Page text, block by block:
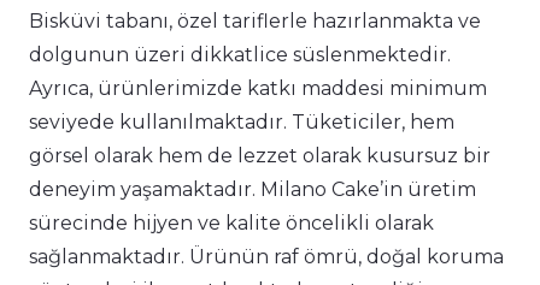
Bisküvi tabanı, özel tariflerle hazırlanmakta ve
dolgunun üzeri dikkatlice süslenmektedir.
Ayrıca, ürünlerimizde katkı maddesi minimum
seviyede kullanılmaktadır. Tüketiciler, hem
görsel olarak hem de lezzet olarak kusursuz bir
deneyim yaşamaktadır. Milano Cake’in üretim
sürecinde hijyen ve kalite öncelikli olarak
sağlanmaktadır. Ürünün raf ömrü, doğal koruma